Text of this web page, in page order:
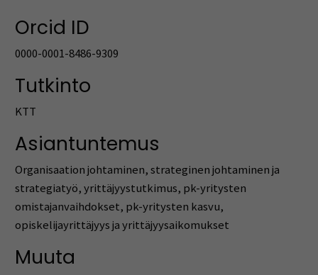
Orcid ID
0000-0001-8486-9309
Tutkinto
KTT
Asiantuntemus
Organisaation johtaminen, strateginen johtaminen ja
strategiatyö, yrittäjyystutkimus, pk-yritysten
omistajanvaihdokset, pk-yritysten kasvu,
opiskelijayrittäjyys ja yrittäjyysaikomukset
Muuta